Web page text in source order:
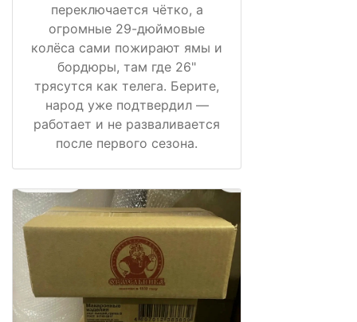
переключается чётко, а
огромные 29-дюймовые
колёса сами пожирают ямы и
бордюры, там где 26"
трясутся как телега. Берите,
народ уже подтвердил —
работает и не разваливается
после первого сезона.